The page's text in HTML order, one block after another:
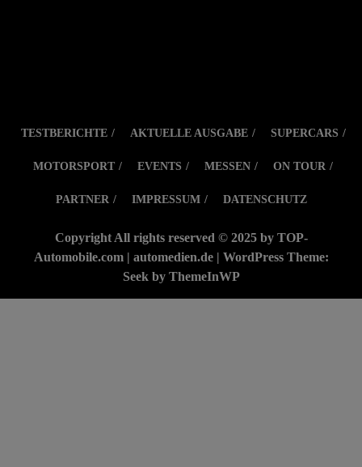
TESTBERICHTE AKTUELLE AUSGABE SUPERCARS
MOTORSPORT EVENTS MESSEN ON TOUR
PARTNER IMPRESSUM DATENSCHUTZ
Copyright All rights reserved © 2025 by TOP-
Automobile.com | automedien.de | WordPress Theme:
Seek by ThemeInWP